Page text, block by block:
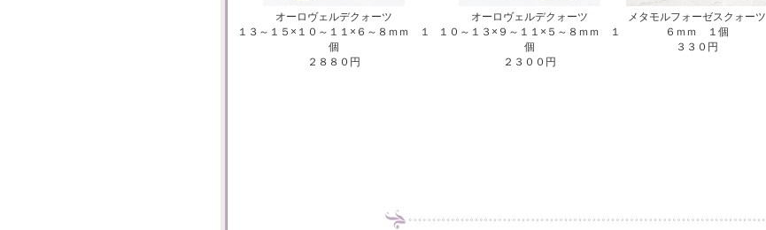
オーロヴェルデクォーツ
１３～１５×１０～１１×６～８ｍｍ １
個
２８８０円
オーロヴェルデクォーツ
１０～１３×９～１１×５～８ｍｍ １
個
２３００円
メタモルフォーゼスクォーツ
６ｍｍ １個
３３０円